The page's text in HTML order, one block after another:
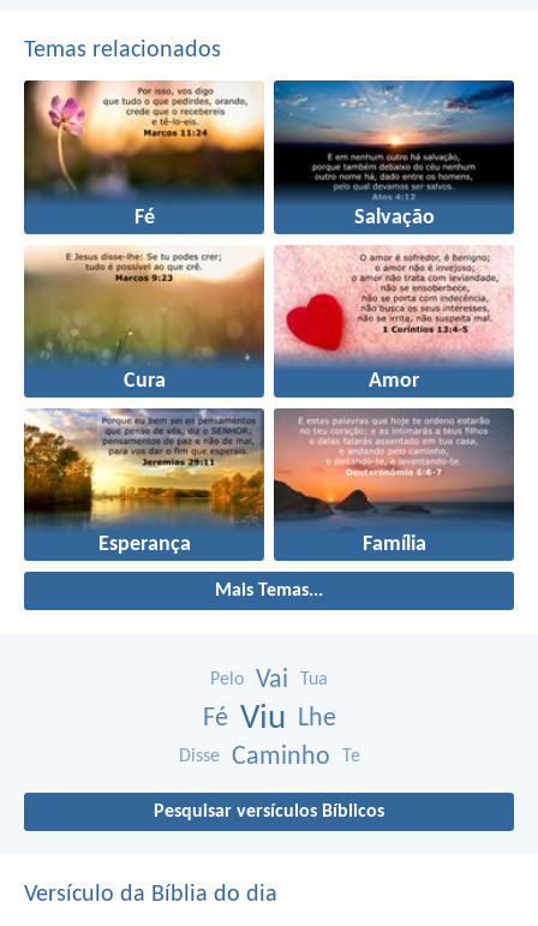
Temas relacionados
Fé Salvação
Cura Amor
Esperança Família
Mais Temas...
Pelo Vai Tua
Fé Viu Lhe
Disse Caminho Te
Pesquisar versículos Bíblicos
Versículo da Bíblia do dia